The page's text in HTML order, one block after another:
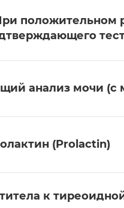
положительном
анализ мочи (с
(Prolactin)
к